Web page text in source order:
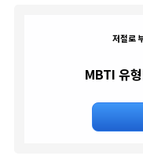
저절로
MBTI 유